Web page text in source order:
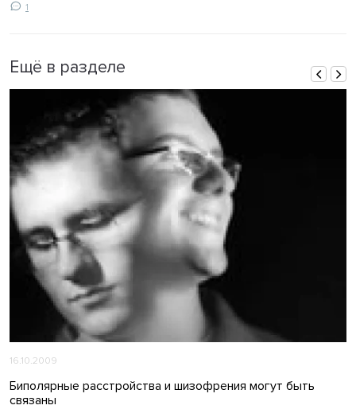
1
Ещё в разделе
16.10.2009
Биполярные расстройства и шизофрения могут быть
связаны